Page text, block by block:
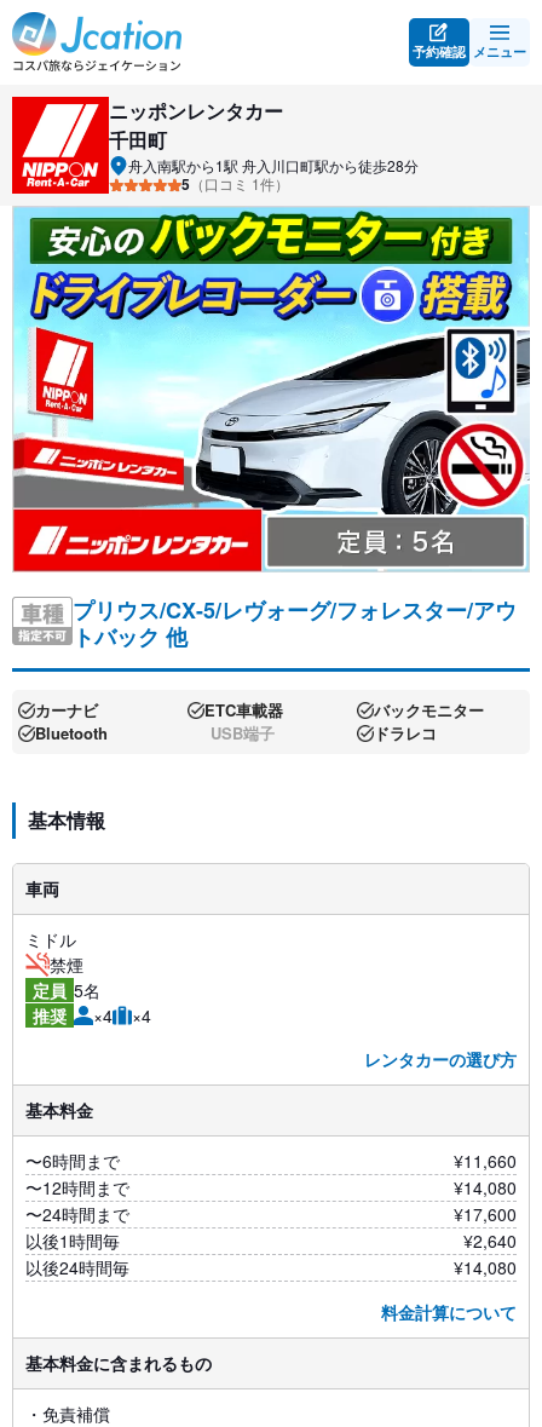
予約確認 メニュー
ニッポンレンタカー
千田町
舟入南駅から1駅 舟入川口町駅から徒歩28分
5 （口コミ 1件）
プリウス/CX-5/レヴォーグ/フォレスター/アウ
トバック 他
カーナビ ETC車載器
バックモニター
Bluetooth
USB端子 ドラレコ
基本情報
車両
ミドル
禁煙
定員 5名
推奨
×4
×4
レンタカーの選び方
基本料金
〜6時間まで
¥11,660
〜12時間まで
¥14,080
〜24時間まで
¥17,600
以後1時間毎
¥2,640
以後24時間毎
¥14,080
料金計算について
基本料金に含まれるもの
・免責補償